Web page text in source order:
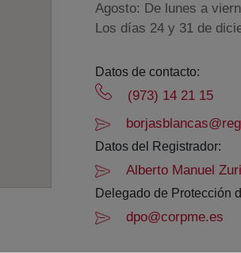
Agosto: De lunes a
Los días 24 y 31 de
Datos de contacto:
(973) 14 21 15
Datos del Registrador:
Alberto Manuel
Delegado de Protección
dpo@corpme.es